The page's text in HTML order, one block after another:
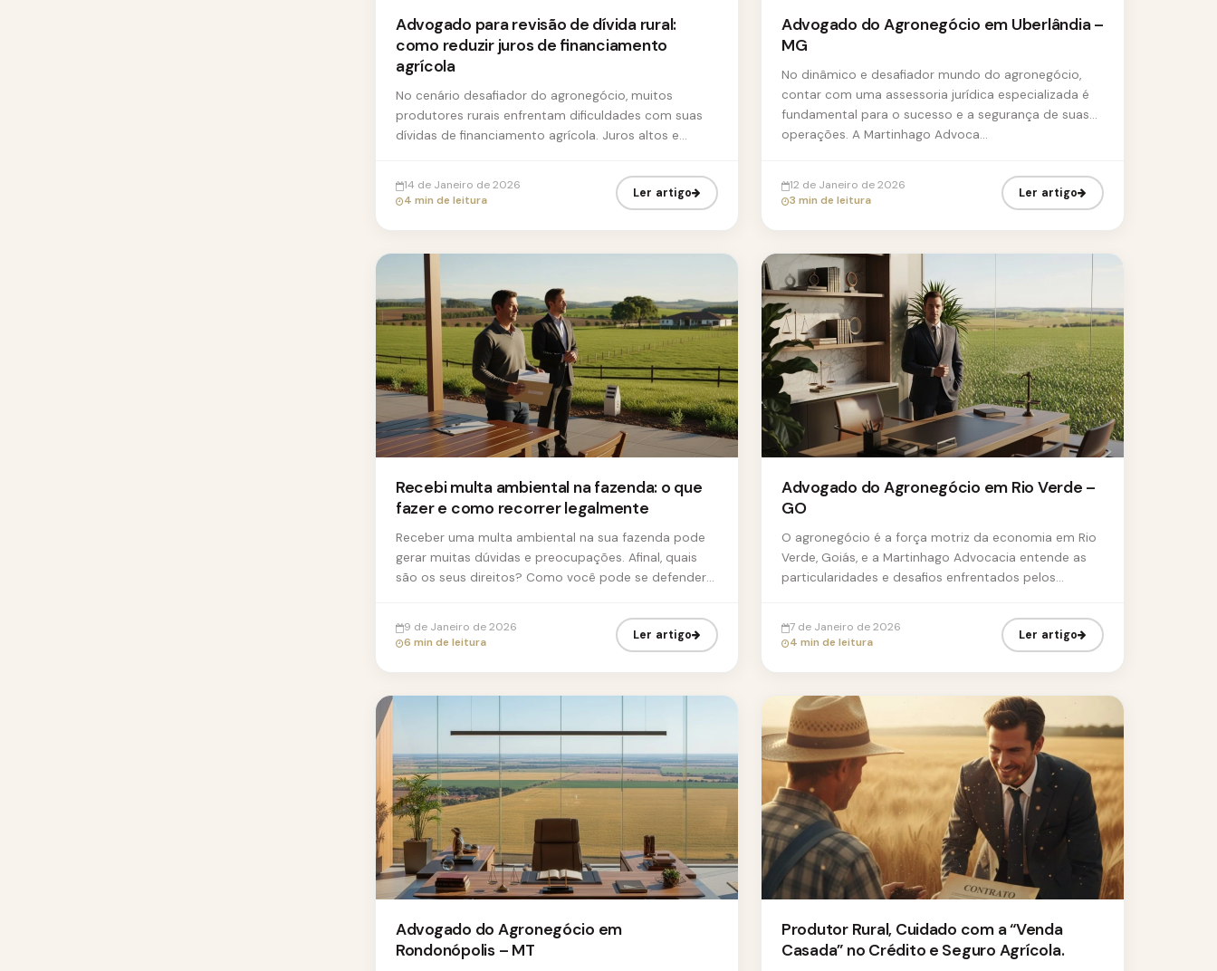
Advogado para revisão de dívida rural:
como reduzir juros de financiamento
agrícola
No cenário desafiador do agronegócio, muitos
produtores rurais enfrentam dificuldades com suas
dívidas de financiamento agrícola. Juros altos e
14 de Janeiro de 2026
4 min de leitura
Ler artigo
Advogado do Agronegócio em Uberlândia –
MG
No dinâmico e desafiador mundo do agronegócio,
contar com uma assessoria jurídica especializada é
fundamental para o sucesso e a segurança de suas
operações. A Martinhago Advoca...
12 de Janeiro de 2026
3 min de leitura
Ler artigo
Recebi multa ambiental na fazenda: o que
fazer e como recorrer legalmente
Receber uma multa ambiental na sua fazenda pode
gerar muitas dúvidas e preocupações. Afinal, quais
são os seus direitos? Como você pode se defender?
9 de Janeiro de 2026
6 min de leitura
Ler artigo
Advogado do Agronegócio em Rio Verde –
GO
O agronegócio é a força motriz da economia em Rio
Verde, Goiás, e a Martinhago Advocacia entende as
particularidades e desafios enfrentados pelos
7 de Janeiro de 2026
4 min de leitura
Ler artigo
Advogado do Agronegócio em
Rondonópolis – MT
Produtor Rural, Cuidado com a “Venda
Casada” no Crédito e Seguro Agrícola.